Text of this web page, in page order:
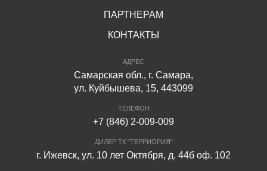
ПАРТНЕРАМ
КОНТАКТЫ
АДРЕС
Самарская обл., г. Самара,
ул. Куйбышева, 15, 443099
ТЕЛЕФОН
+7 (846) 2-009-009
ДИЛЕР ТК "ТЕРРИОРИЯ"
г. Ижевск, ул. 10 лет Октября, д. 44б оф. 102